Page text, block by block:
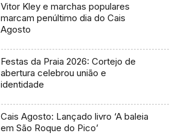
Vitor Kley e marchas populares
marcam penúltimo dia do Cais
Agosto
Festas da Praia 2026: Cortejo de
abertura celebrou união e
identidade
Cais Agosto: Lançado livro ‘A baleia
em São Roque do Pico’